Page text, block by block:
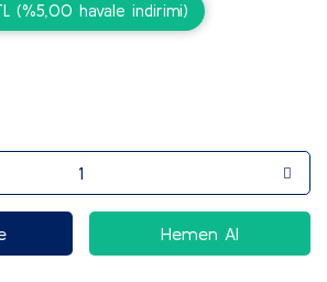
(%5,00 havale indirimi)
Hemen Al